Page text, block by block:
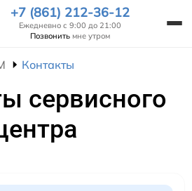
+7 (861) 212-36-12
Ежедневно с 9:00 до 21:00
Позвонить мне утром
Контакты
сервисного